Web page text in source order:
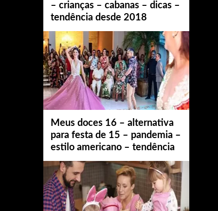
– crianças – cabanas – dicas –
tendência desde 2018
Meus doces 16 – alternativa
para festa de 15 – pandemia –
estilo americano – tendência